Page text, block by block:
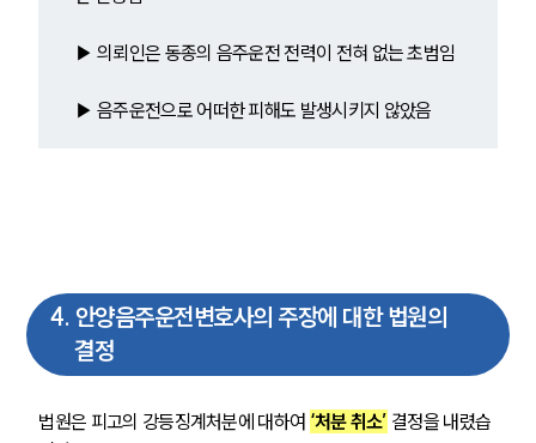
▶ 의뢰인은 동종의 음주운전 전력이 전혀 없는 초범임
▶ 음주운전으로 어떠한 피해도 발생시키지 않았음
4. 안양음주운전변호사의 주장에 대한 법원의
결정
법원은 피고의 강등징계처분에 대하여 ‘처분 취소’ 결정을 내렸습